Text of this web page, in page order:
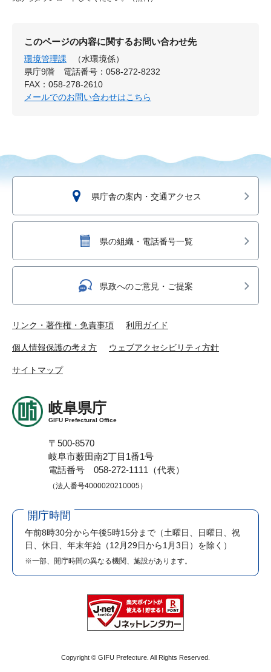
このページの内容に関するお問い合わせ先
環境管理課
（水環境係）
県庁9階
電話番号：058-272-8232
FAX：058-278-2610
メールでのお問い合わせはこちら
県庁舎の案内・交通アクセス
県の組織・電話番号一覧
県政へのご意見・ご提案
リンク・著作権・免責事項 利用ガイド
個人情報保護の考え方 ウェブアクセシビリティ方針
サイトマップ
岐阜県庁
GIFU Prefectural Office
〒500-8570
岐阜市薮田南2丁目1番1号
電話番号 058-272-1111（代表）
（法人番号4000020210005）
開庁時間
午前8時30分から午後5時15分まで （土曜日、日曜日、祝
日、休日、年末年始（12月29日から1月3日）を除く）
※一部、開庁時間の異なる機関、施設があります。
Copyright © GIFU Prefecture. All Rights Reserved.